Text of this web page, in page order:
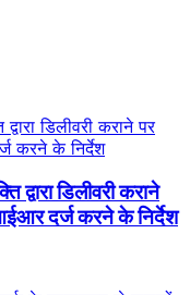
डिलीवरी कराने
दर्ज करने के निर्देश